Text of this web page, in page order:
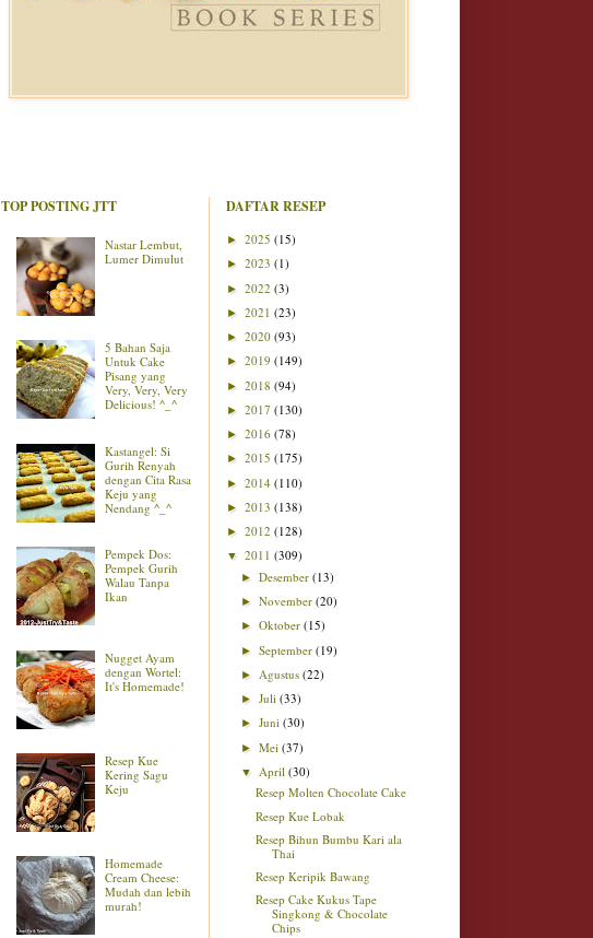
TOP POSTING JTT
Nastar Lembut,
Lumer Dimulut
5 Bahan Saja
Untuk Cake
Pisang yang
Very, Very, Very
Delicious! ^_^
Kastangel: Si
Gurih Renyah
dengan Cita Rasa
Keju yang
Nendang ^_^
Pempek Dos:
Pempek Gurih
Walau Tanpa
Ikan
Nugget Ayam
dengan Wortel:
It's Homemade!
Resep Kue
Kering Sagu
Keju
Homemade
Cream Cheese:
Mudah dan lebih
murah!
DAFTAR RESEP
► 2025 (15)
► 2023 (1)
► 2022 (3)
► 2021 (23)
► 2020 (93)
► 2019 (149)
► 2018 (94)
► 2017 (130)
► 2016 (78)
► 2015 (175)
► 2014 (110)
► 2013 (138)
► 2012 (128)
▼ 2011 (309)
►Desember(13)
►November(20)
►Oktober(15)
►September(19)
► Agustus(22)
►Juli(33)
►Juni(30)
►Mei(37)
▼ April(30)
Resep Molten Chocolate Cake
Resep Kue Lobak
Resep Bihun Bumbu Kari ala
Thai
Resep Keripik Bawang
Resep Cake Kukus Tape
Singkong & Chocolate
Chips